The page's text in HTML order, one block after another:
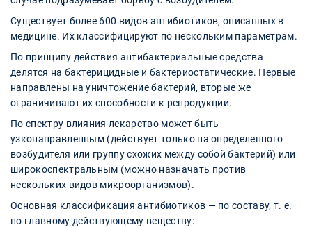
Существует более 600 видов антибиотиков, описанных в
медицине. Их классифицируют по нескольким параметрам.
По принципу действия антибактериальные средства
делятся на бактерицидные и бактериостатические. Первые
направлены на уничтожение бактерий, вторые же
ограничивают их способности к репродукции.
По спектру влияния лекарство может быть
узконаправленным (действует только на определенного
возбудителя или группу схожих между собой бактерий) или
широкоспектральным (можно назначать против
нескольких видов микроорганизмов).
Основная классификация антибиотиков — по составу, т. е.
по главному действующему веществу: